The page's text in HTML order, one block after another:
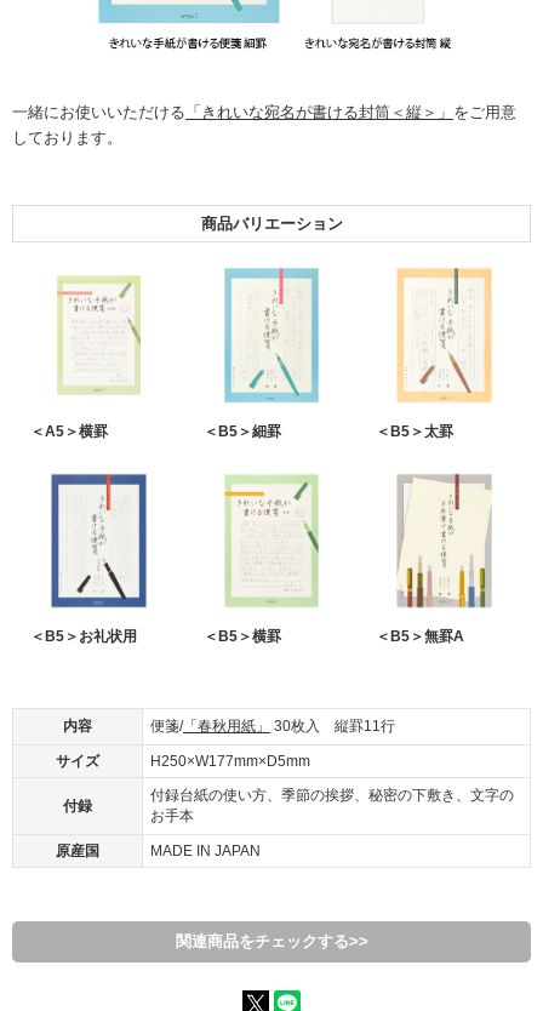
一緒にお使いいただける 「きれいな宛名が書ける封筒＜縦＞」 をご用意
しております。
商品バリエーション
＜A5＞横罫 ＜B5＞細罫 ＜B5＞太罫
＜B5＞お礼状用 ＜B5＞横罫 ＜B5＞無罫A
内容 便箋/「春秋用紙」 30枚入 縦罫11行
サイズ H250×W177mm×D5mm
付録
付録台紙の使い方、季節の挨拶、秘密の下敷き、文字の
お手本
原産国 MADE IN JAPAN
関連商品をチェックする>>